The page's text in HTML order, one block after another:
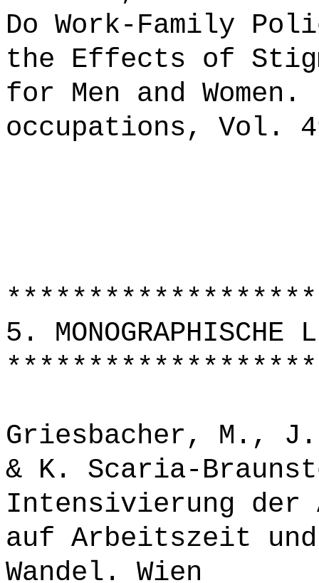
Do Work-Family
the Effects of
for Men and
occupations, Vol.
5. MONOGRAPHISCHE
Griesbacher, M.,
& K. Scaria-
Intensivierung der
auf Arbeitszeit
Wandel. Wien